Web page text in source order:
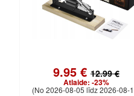
9.95 € 12.99 €
Atlaide: -23%
(No 2026-08-05 līdz 2026-08-